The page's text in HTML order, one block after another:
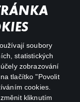
soubory
statistických
zobrazování
tlačítko "Povolit
cookies.
kliknutím